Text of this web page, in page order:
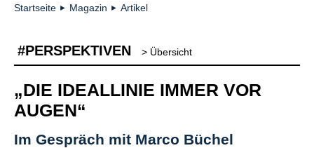
Startseite ► Magazin ► Artikel
#PERSPEKTIVEN > Übersicht
„DIE IDEALLINIE IMMER VOR
AUGEN“
Im Gespräch mit Marco Büchel